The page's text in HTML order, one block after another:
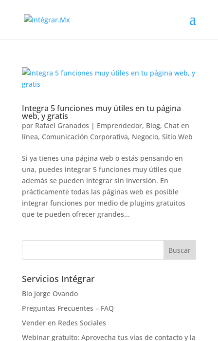
Integra 5 funciones muy útiles en tu página
web, y gratis
por Rafael Granados | Emprendedor, Blog, Chat en
línea, Comunicación Corporativa, Negocio, Sitio Web
Si ya tienes una página web o estás pensando en
una, puedes integrar 5 funciones muy útiles que
además se pueden integrar sin inversión. En
prácticamente todas las páginas web es posible
integrar funciones por medio de plugins gratuitos
que te pueden ofrecer grandes...
Servicios Intégrar
Bio Jorge Ovando
Preguntas Frecuentes – FAQ
Vender en Redes Sociales
Webinar gratuito: Aprovecha tus vías de contacto y la